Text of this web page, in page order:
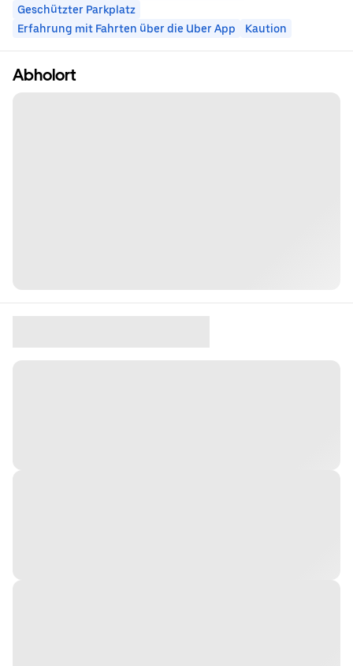
Geschützter Parkplatz
Erfahrung mit Fahrten über die Uber App
Kaution
Abholort